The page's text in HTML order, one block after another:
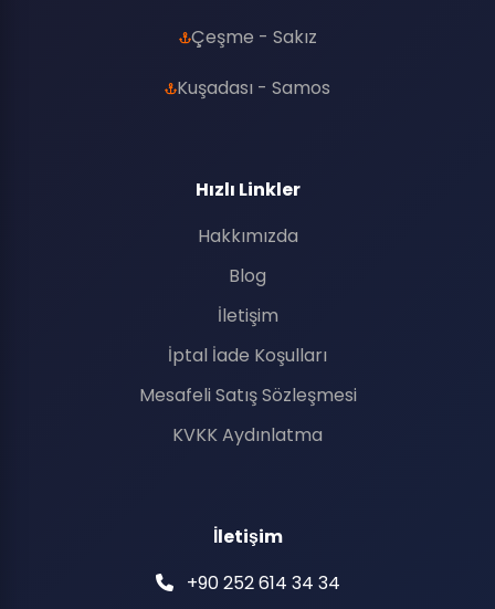
Çeşme - Sakız
Kuşadası - Samos
Hızlı Linkler
Hakkımızda
Blog
İletişim
İptal İade Koşulları
Mesafeli Satış Sözleşmesi
KVKK Aydınlatma
İletişim
+90 252 614 34 34